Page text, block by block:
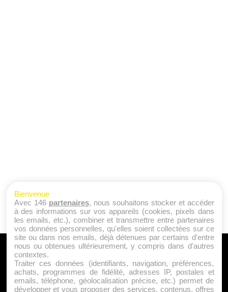
A PROPOS
Qui sommes nous ?
Mentions Légales
Bienvenue
Avec 146 partenaires, nous souhaitons stocker et accéder
à des informations sur vos appareils (cookies, pixels dans
les emails, etc.), combiner et transmettre entre partenaires
vos données personnelles, qu'elles soient collectées sur ce
site ou dans nos emails, déjà détenues par certains d'entre
nous ou obtenues ultérieurement, y compris dans d'autres
contextes.
Traiter ces données (identifiants, navigation, préférences,
achats, programmes de fidélité, adresses IP, postales et
emails, téléphone, géolocalisation précise, etc.) permet de
développer et vous proposer des services, contenus, offres